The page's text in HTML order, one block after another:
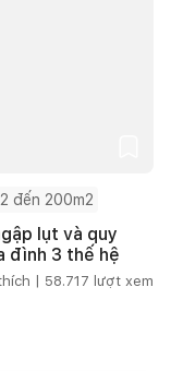
đến 200m2
lụt và quy
đình 3 thế hệ
| 58.717 lượt xem